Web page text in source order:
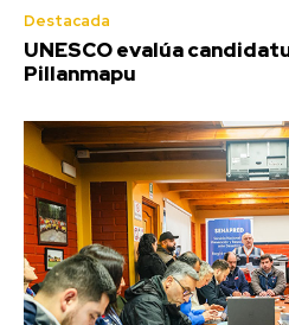
Destacada
UNESCO evalúa
Pillanmapu